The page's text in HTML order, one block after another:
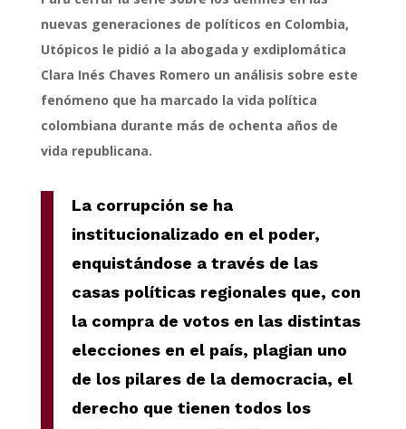
nuevas generaciones de políticos en Colombia,
Utópicos le pidió a la abogada y exdiplomática
Clara Inés Chaves Romero un análisis sobre este
fenómeno que ha marcado la vida política
colombiana durante más de ochenta años de
vida republicana.
La corrupción se ha
institucionalizado en el poder,
enquistándose a través de las
casas políticas regionales que, con
la compra de votos en las distintas
elecciones en el país, plagian uno
de los pilares de la democracia, el
derecho que tienen todos los